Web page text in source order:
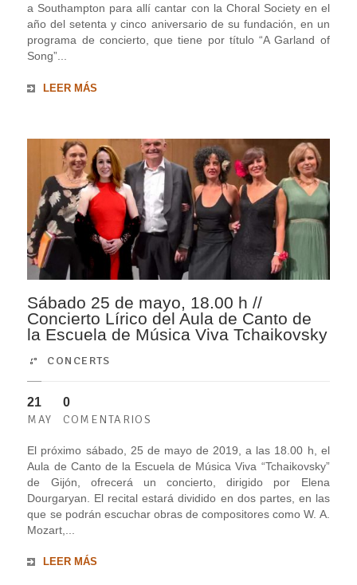
a Southampton para allí cantar con la Choral Society en el
año del setenta y cinco aniversario de su fundación, en un
programa de concierto, que tiene por título “A Garland of
Song”...
LEER MÁS
Sábado 25 de mayo, 18.00 h //
Concierto Lírico del Aula de Canto de
la Escuela de Música Viva Tchaikovsky
CONCERTS
21
MAY
0
COMENTARIOS
El próximo sábado, 25 de mayo de 2019, a las 18.00 h, el
Aula de Canto de la Escuela de Música Viva “Tchaikovsky”
de Gijón, ofrecerá un concierto, dirigido por Elena
Dourgaryan. El recital estará dividido en dos partes, en las
que se podrán escuchar obras de compositores como W. A.
Mozart,...
LEER MÁS